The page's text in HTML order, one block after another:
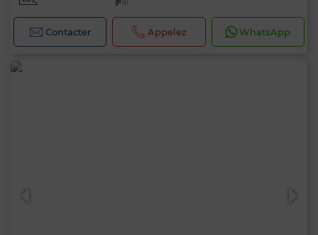
Contacter Appelez WhatsApp